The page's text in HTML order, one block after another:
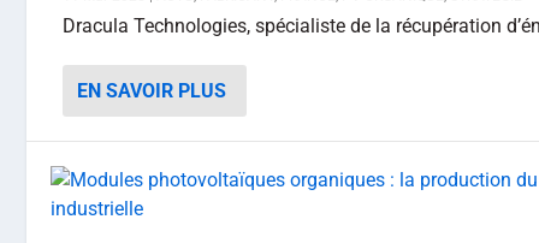
Dracula Technologies, spécialiste de la récupération
EN SAVOIR PLUS